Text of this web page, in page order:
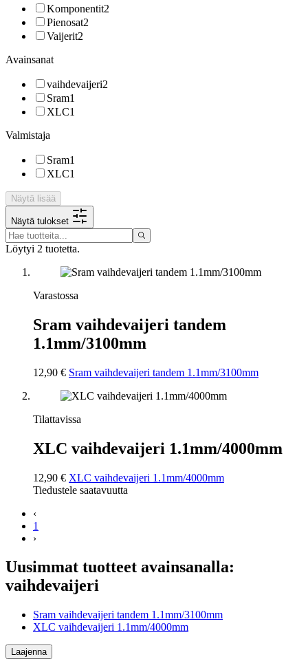
Komponentit2
Pienosat2
Vaijerit2
Avainsanat
vaihdevaijeri2
Sram1
XLC1
Valmistaja
Sram1
XLC1
Näytä lisää
Näytä tulokset
Löytyi 2 tuotetta.
Varastossa
Sram vaihdevaijeri tandem
1.1mm/3100mm
12,90 € Sram vaihdevaijeri tandem 1.1mm/3100mm
Tilattavissa
XLC vaihdevaijeri 1.1mm/4000mm
12,90 € XLC vaihdevaijeri 1.1mm/4000mm
Tiedustele saatavuutta
‹
1
›
Uusimmat tuotteet avainsanalla:
vaihdevaijeri
Sram vaihdevaijeri tandem 1.1mm/3100mm
XLC vaihdevaijeri 1.1mm/4000mm
Laajenna